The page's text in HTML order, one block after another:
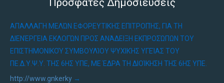
ΑΠΑΛΛΑΓΉ ΜΕΛΏΝ ΕΦΟΡΕΥΤΙΚΉΣ ΕΠΙΤΡΟΠΉΣ, ΓΙΑ ΤΗ
ΔΙΕΝΈΡΓΕΙΑ ΕΚΛΟΓΏΝ ΠΡΟΣ ΑΝΆΔΕΙΞΗ ΕΚΠΡΟΣΏΠΩΝ ΤΟΥ
ΕΠΙΣΤΗΜΟΝΙΚΟΎ ΣΥΜΒΟΥΛΊΟΥ ΨΥΧΙΚΉΣ ΥΓΕΊΑΣ ΤΟΥ
ΠΕ.Δ.Υ.Ψ.Υ. ΤΗΣ 6ΗΣ ΥΠΕ, ΜΕ ΈΔΡΑ ΤΗ ΔΙΟΊΚΗΣΗ ΤΗΣ 6ΗΣ ΥΠΕ.
http://www.gnkerky